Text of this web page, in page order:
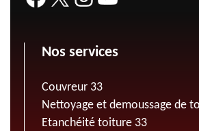
Nos services
Couvreur 33
Nettoyage et demoussage de
Etanchéité toiture 33